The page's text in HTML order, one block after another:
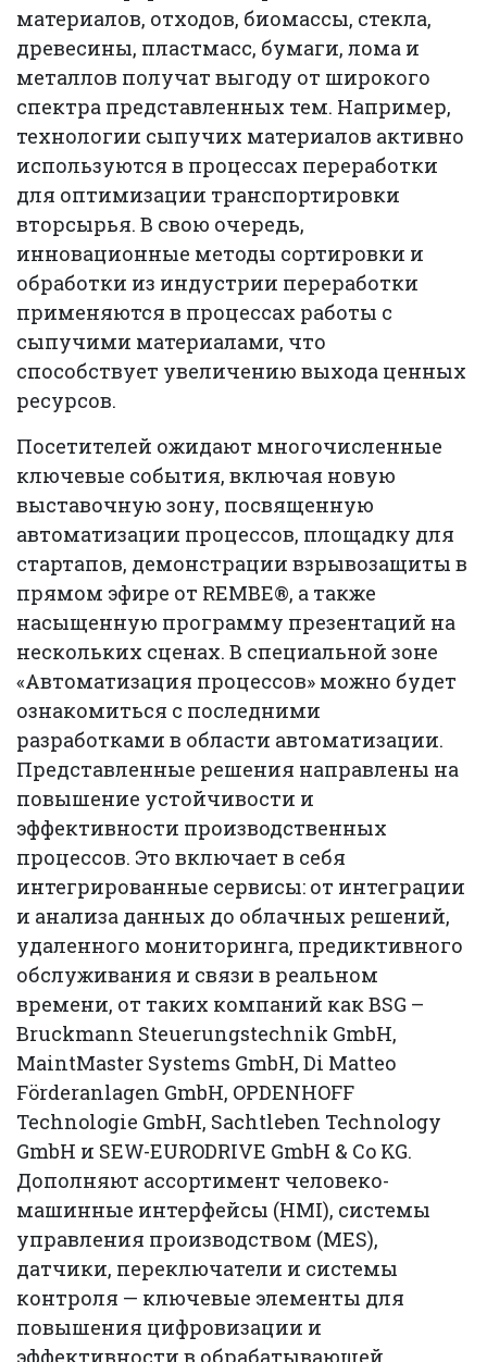
материалов, отходов, биомассы, стекла,
древесины, пластмасс, бумаги, лома и
металлов получат выгоду от широкого
спектра представленных тем. Например,
технологии сыпучих материалов активно
используются в процессах переработки
для оптимизации транспортировки
вторсырья. В свою очередь,
инновационные методы сортировки и
обработки из индустрии переработки
применяются в процессах работы с
сыпучими материалами, что
способствует увеличению выхода ценных
ресурсов.
Посетителей ожидают многочисленные
ключевые события, включая новую
выставочную зону, посвященную
автоматизации процессов, площадку для
стартапов, демонстрации взрывозащиты в
прямом эфире от REMBE®, а также
насыщенную программу презентаций на
нескольких сценах. В специальной зоне
«Автоматизация процессов» можно будет
ознакомиться с последними
разработками в области автоматизации.
Представленные решения направлены на
повышение устойчивости и
эффективности производственных
процессов. Это включает в себя
интегрированные сервисы: от интеграции
и анализа данных до облачных решений,
удаленного мониторинга, предиктивного
обслуживания и связи в реальном
времени, от таких компаний как BSG –
Bruckmann Steuerungstechnik GmbH,
MaintMaster Systems GmbH, Di Matteo
Förderanlagen GmbH, OPDENHOFF
Technologie GmbH, Sachtleben Technology
GmbH и SEW-EURODRIVE GmbH & Co KG.
Дополняют ассортимент человеко-
машинные интерфейсы (HMI), системы
управления производством (MES),
датчики, переключатели и системы
контроля — ключевые элементы для
повышения цифровизации и
эффективности в обрабатывающей